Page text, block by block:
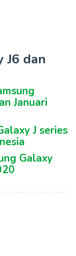
J6 dan
Januari
J series
Galaxy